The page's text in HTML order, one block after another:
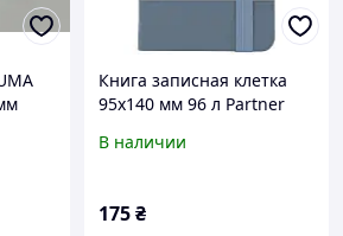
Книга записная клетка
95х140 мм 96 л Partner
В наличии
175₴